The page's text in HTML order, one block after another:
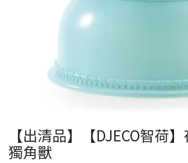
【出清品】【DJECO智荷
獨角獸